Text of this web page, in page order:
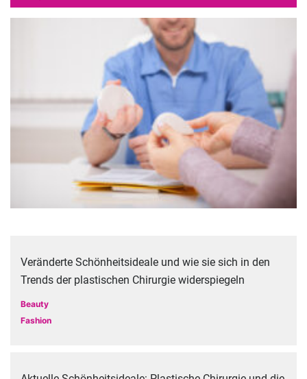
Veränderte Schönheitsideale und wie sie sich in den
Trends der plastischen Chirurgie widerspiegeln
Beauty
Fashion